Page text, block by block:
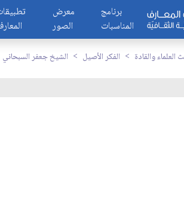
معرض
الصور
برنامج
المناسبات
والقادة الفكر الأصيل الشيخ جعفر السبحاني